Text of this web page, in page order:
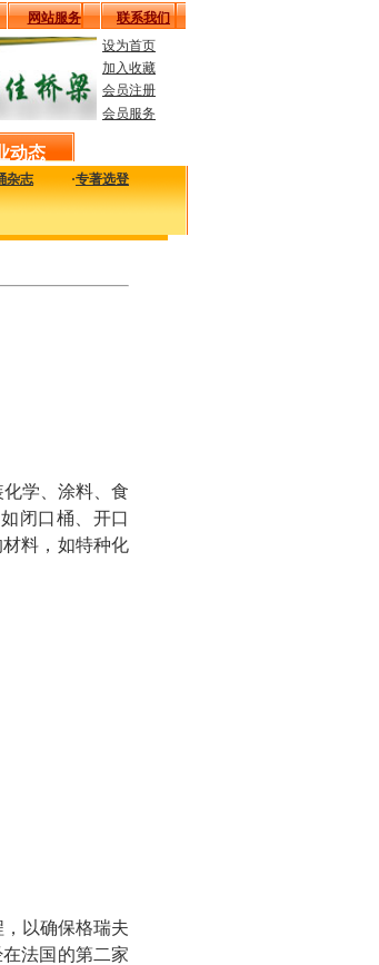
网站服务
联系我们
设为首页
加入收藏
会员注册
会员服务
动态
杂志 ·专著选登
、质量及设备信息，致力于解决您生产中的实际问题。
学、涂料、食
闭口桶、开口
料，如特种化
以确保格瑞夫
法国的第二家